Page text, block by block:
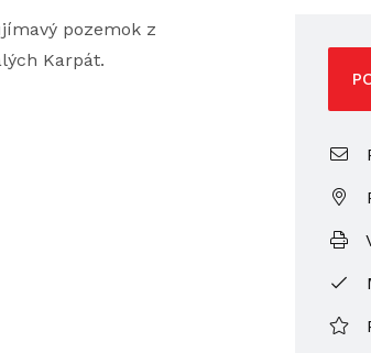
pozemok z
Karpát.